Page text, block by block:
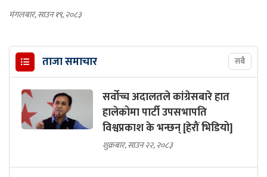
मंगलबार, साउन १९, २०८३
ताजा समाचार सबै
सर्वोच्च अदालतले कांग्रेसबारे हात
हालेकोमा पार्टी उपसभापति
विश्वप्रकाश के भन्छन् [हेरौं भिडियो]
शुक्रबार, साउन २२, २०८३